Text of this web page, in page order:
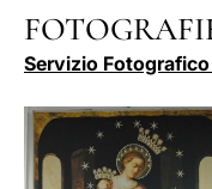
Servizio Fotografico